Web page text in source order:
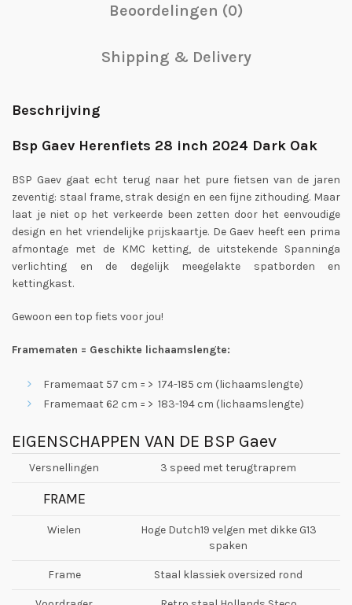
Beoordelingen (0)
Shipping & Delivery
Beschrijving
Bsp Gaev Herenfiets 28 inch 2024 Dark Oak
BSP Gaev gaat echt terug naar het pure fietsen van de jaren
zeventig: staal frame, strak design en een fijne zithouding. Maar
laat je niet op het verkeerde been zetten door het eenvoudige
design en het vriendelijke prijskaartje. De Gaev heeft een prima
afmontage met de KMC ketting, de uitstekende Spanninga
verlichting en de degelijk meegelakte spatborden en
kettingkast.
Gewoon een top fiets voor jou!
Framematen = Geschikte lichaamslengte:
Framemaat 57 cm = > 174-185 cm (lichaamslengte)
Framemaat 62 cm = > 183-194 cm (lichaamslengte)
EIGENSCHAPPEN VAN DE BSP Gaev
Versnellingen 3 speed met terugtraprem
FRAME
Wielen
Hoge Dutch19 velgen met dikke G13
spaken
Frame Staal klassiek oversized rond